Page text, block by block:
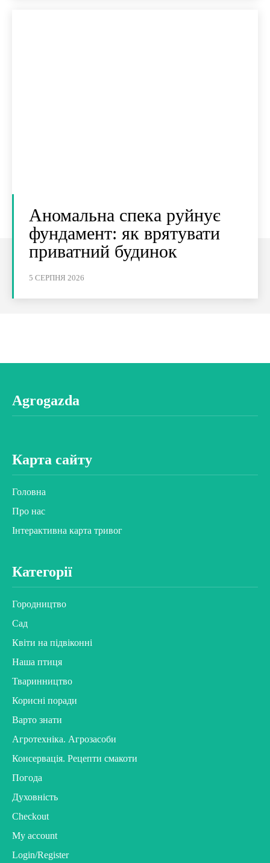
Аномальна спека руйнує
фундамент: як врятувати
приватний будинок
5 СЕРПНЯ 2026
Agrogazda
Карта сайту
Головна
Про нас
Інтерактивна карта тривог
Категорії
Городництво
Сад
Квіти на підвіконні
Наша птиця
Тваринництво
Корисні поради
Варто знати
Агротехніка. Агрозасоби
Консервація. Рецепти смакоти
Погода
Духовність
Checkout
My account
Login/Register